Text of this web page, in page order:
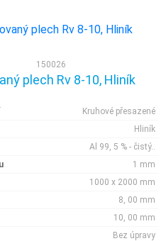
150026
plech Rv 8-10, Hliník
Kruhové přesazené
Hliník
Al 99, 5 % - čistý..
1 mm
1000 x 2000 mm
8, 00 mm
10, 00 mm
Bez úpravy